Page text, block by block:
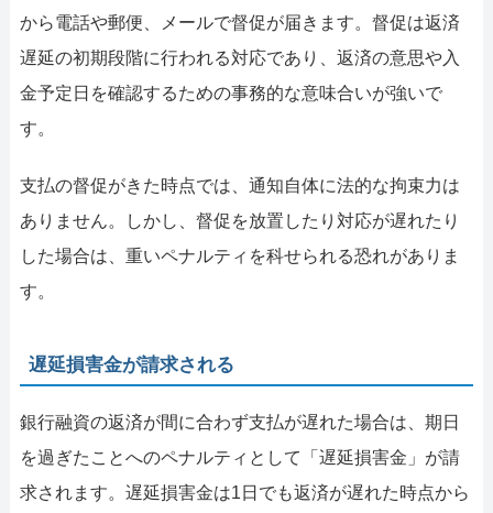
から電話や郵便、メールで督促が届きます。督促は返済
遅延の初期段階に行われる対応であり、返済の意思や入
金予定日を確認するための事務的な意味合いが強いで
す。
支払の督促がきた時点では、通知自体に法的な拘束力は
ありません。しかし、督促を放置したり対応が遅れたり
した場合は、重いペナルティを科せられる恐れがありま
す。
遅延損害金が請求される
銀行融資の返済が間に合わず支払が遅れた場合は、期日
を過ぎたことへのペナルティとして「遅延損害金」が請
求されます。遅延損害金は1日でも返済が遅れた時点から